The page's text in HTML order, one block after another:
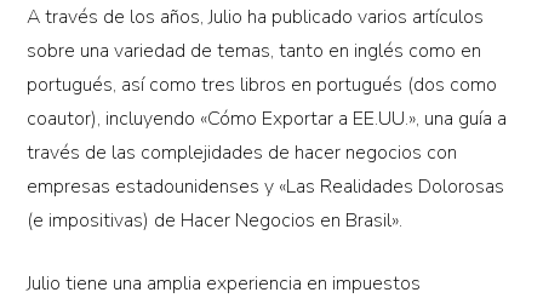
A través de los años, Julio ha publicado varios artículos
sobre una variedad de temas, tanto en inglés como en
portugués, así como tres libros en portugués (dos como
coautor), incluyendo «Cómo Exportar a EE.UU.», una guía a
través de las complejidades de hacer negocios con
empresas estadounidenses y «Las Realidades Dolorosas
(e impositivas) de Hacer Negocios en Brasil».
Julio tiene una amplia experiencia en impuestos